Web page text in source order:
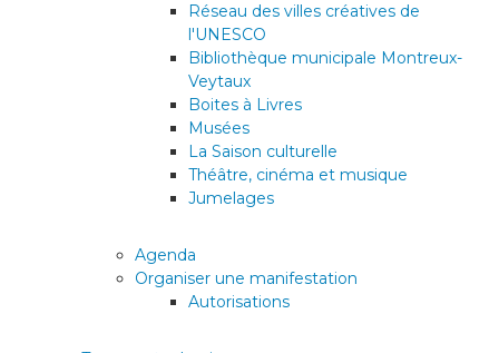
Réseau des villes créatives de
l'UNESCO
Bibliothèque municipale Montreux-
Veytaux
Boites à Livres
Musées
La Saison culturelle
Théâtre, cinéma et musique
Jumelages
Agenda
Organiser une manifestation
Autorisations